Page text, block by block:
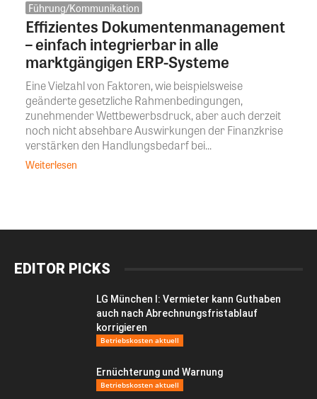
Führung/Kommunikation
Effizientes Dokumentenmanagement
– einfach integrierbar in alle
marktgängigen ERP-Systeme
Eine Vielzahl von Faktoren, wie beispielsweise
geänderte gesetzliche Rahmenbedingungen,
zunehmender Wettbewerbsdruck, aber auch derzeit
noch nicht absehbare Auswirkungen der Finanzkrise
verstärken den Handlungsbedarf bei...
Weiterlesen
EDITOR PICKS
LG München I: Vermieter kann Guthaben
auch nach Abrechnungsfristablauf
korrigieren
Betriebskosten aktuell
Ernüchterung und Warnung
Betriebskosten aktuell